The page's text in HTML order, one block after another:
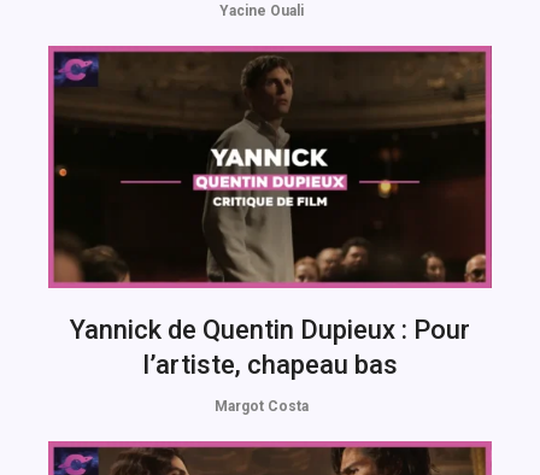
Yacine Ouali
Yannick de Quentin Dupieux : Pour
l’artiste, chapeau bas
Margot Costa